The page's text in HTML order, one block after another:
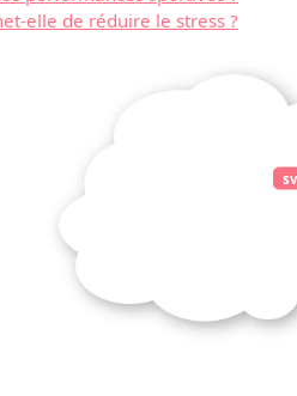
elle de réduire le stress ?